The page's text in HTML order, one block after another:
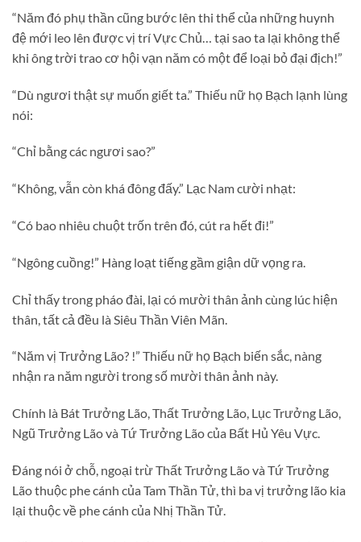
“Năm đó phụ thần cũng bước lên thi thể của những huynh
đệ mới leo lên được vị trí Vực Chủ… tại sao ta lại không thể
khi ông trời trao cơ hội vạn năm có một để loại bỏ đại địch!”
“Dù ngươi thật sự muốn giết ta.” Thiếu nữ họ Bạch lạnh lùng
nói:
“Chỉ bằng các ngươi sao?”
“Không, vẫn còn khá đông đấy.” Lạc Nam cười nhạt:
“Có bao nhiêu chuột trốn trên đó, cút ra hết đi!”
“Ngông cuồng!” Hàng loạt tiếng gầm giận dữ vọng ra.
Chỉ thấy trong pháo đài, lại có mười thân ảnh cùng lúc hiện
thân, tất cả đều là Siêu Thần Viên Mãn.
“Năm vị Trưởng Lão? !” Thiếu nữ họ Bạch biến sắc, nàng
nhận ra năm người trong số mười thân ảnh này.
Chính là Bát Trưởng Lão, Thất Trưởng Lão, Lục Trưởng Lão,
Ngũ Trưởng Lão và Tứ Trưởng Lão của Bất Hủ Yêu Vực.
Đáng nói ở chỗ, ngoại trừ Thất Trưởng Lão và Tứ Trưởng
Lão thuộc phe cánh của Tam Thần Tử, thì ba vị trưởng lão kia
lại thuộc về phe cánh của Nhị Thần Tử.